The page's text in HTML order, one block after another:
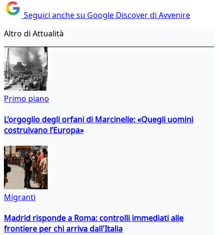
Seguici anche su Google Discover di Avvenire
Altro di Attualità
Primo piano
L’orgoglio degli orfani di Marcinelle: «Quegli uomini
costruivano l’Europa»
Migranti
Madrid risponde a Roma: controlli immediati alle
frontiere per chi arriva dall'Italia